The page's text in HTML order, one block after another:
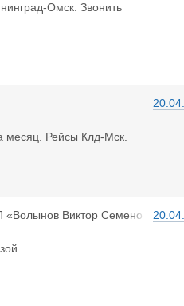
Омск. Звонить
месяц. Рейсы Клд-Мск.
«Волынов Виктор Семено